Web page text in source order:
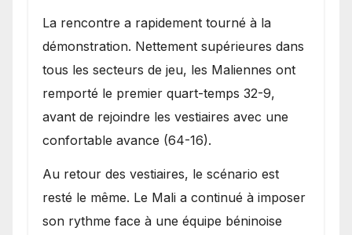
La rencontre a rapidement tourné à la
démonstration. Nettement supérieures dans
tous les secteurs de jeu, les Maliennes ont
remporté le premier quart-temps 32-9,
avant de rejoindre les vestiaires avec une
confortable avance (64-16).
Au retour des vestiaires, le scénario est
resté le même. Le Mali a continué à imposer
son rythme face à une équipe béninoise